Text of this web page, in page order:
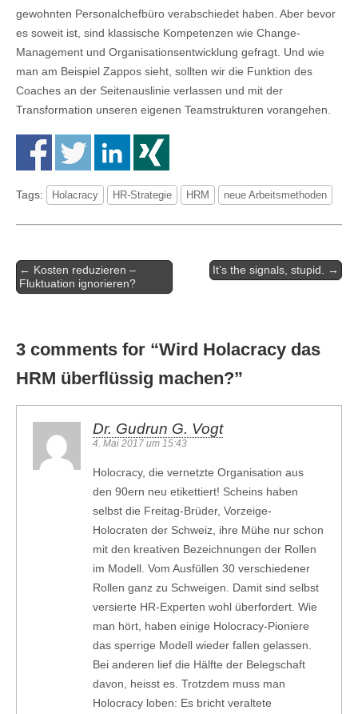
gewohnten Personalchefbüro verabschiedet haben. Aber bevor
es soweit ist, sind klassische Kompetenzen wie Change-
Management und Organisationsentwicklung gefragt. Und wie
man am Beispiel Zappos sieht, sollten wir die Funktion des
Coaches an der Seitenauslinie verlassen und mit der
Transformation unseren eigenen Teamstrukturen vorangehen.
Tags: Holacracy HR-Strategie HRM neue Arbeitsmethoden
Artikel-
Navigation
← Kosten reduzieren –
Fluktuation ignorieren?
It’s the signals, stupid. →
3 comments for “Wird Holacracy das
HRM überflüssig machen?”
Dr. Gudrun G. Vogt
4. Mai 2017 um 15:43
Holocracy, die vernetzte Organisation aus
den 90ern neu etikettiert! Scheins haben
selbst die Freitag-Brüder, Vorzeige-
Holocraten der Schweiz, ihre Mühe nur schon
mit den kreativen Bezeichnungen der Rollen
im Modell. Vom Ausfüllen 30 verschiedener
Rollen ganz zu Schweigen. Damit sind selbst
versierte HR-Experten wohl überfordert. Wie
man hört, haben einige Holocracy-Pioniere
das sperrige Modell wieder fallen gelassen.
Bei anderen lief die Hälfte der Belegschaft
davon, heisst es. Trotzdem muss man
Holocracy loben: Es bricht veraltete